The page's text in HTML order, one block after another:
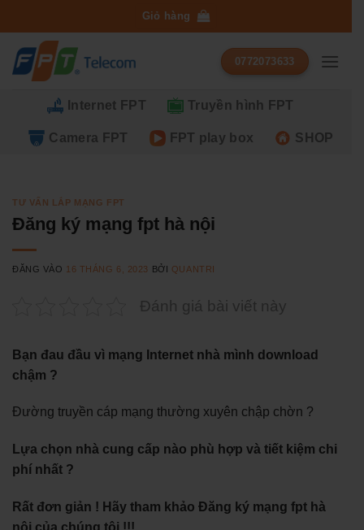
qua
dung
Giỏ hàng
0772073633
Internet FPT Truyền hình FPT
Camera FPT FPT play box SHOP
TƯ VẤN LẮP MẠNG FPT
Đăng ký mạng fpt hà nội
ĐĂNG VÀO 16 THÁNG 6, 2023 BỞI QUANTRI
Đánh giá bài viết này
Bạn đau đầu vì mạng Internet nhà mình download
chậm ?
Đường truyền cáp mạng thường xuyên chập chờn ?
Lựa chọn nhà cung cấp nào phù hợp và tiết kiệm chi
phí nhất ?
Rất đơn giản ! Hãy tham khảo Đăng ký mạng fpt hà
nội của chúng tôi !!!